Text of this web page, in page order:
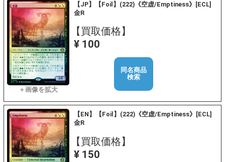
【JP】【Foil】(222)《空虚/Emptiness》[ECL]
金R
【買取価格】
¥ 100
同名商品
検索
【EN】【Foil】(222)《空虚/Emptiness》[ECL]
金R
【買取価格】
¥ 150